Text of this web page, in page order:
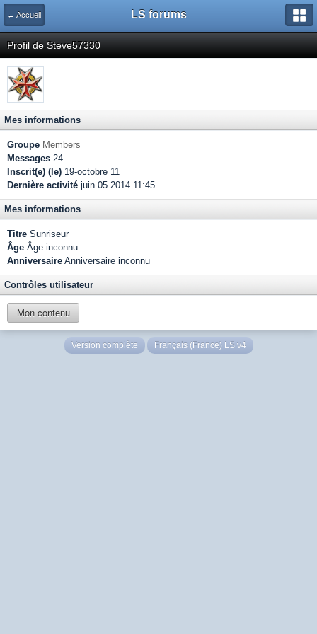
← Accueil LS forums
Profil de Steve57330
Mes informations
Groupe Members
Messages 24
Inscrit(e) (le) 19-octobre 11
Dernière activité juin 05 2014 11:45
Mes informations
Titre Sunriseur
Âge Âge inconnu
Anniversaire Anniversaire inconnu
Contrôles utilisateur
Mon contenu
Version complète Français (France) LS v4